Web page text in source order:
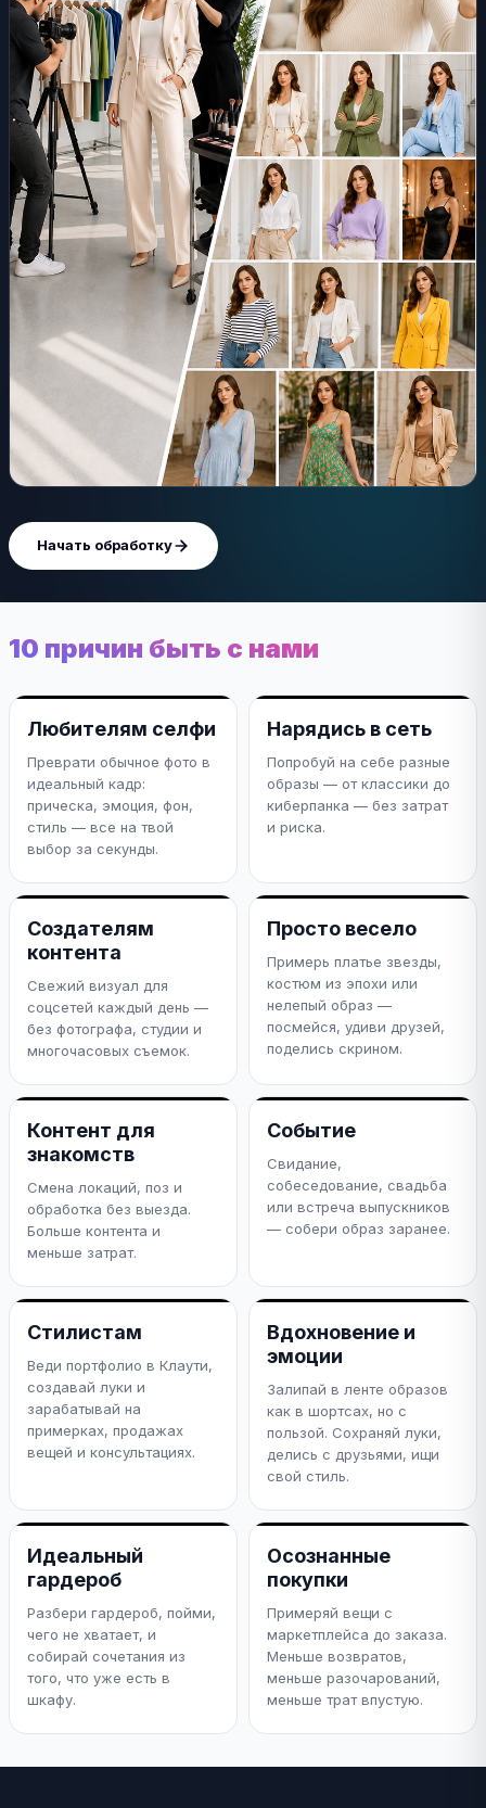
Начать обработку
10 причин быть с нами
Любителям селфи
Преврати обычное фото в
идеальный кадр:
прическа, эмоция, фон,
стиль — все на твой
выбор за секунды.
Нарядись в сеть
Попробуй на себе разные
образы — от классики до
киберпанка — без затрат
и риска.
Создателям
контента
Свежий визуал для
соцсетей каждый день —
без фотографа, студии и
многочасовых съемок.
Просто весело
Примерь платье звезды,
костюм из эпохи или
нелепый образ —
посмейся, удиви друзей,
поделись скрином.
Контент для
знакомств
Смена локаций, поз и
обработка без выезда.
Больше контента и
меньше затрат.
Событие
Свидание,
собеседование, свадьба
или встреча выпускников
— собери образ заранее.
Стилистам
Веди портфолио в Клаути,
создавай луки и
зарабатывай на
примерках, продажах
вещей и консультациях.
Вдохновение и
эмоции
Залипай в ленте образов
как в шортсах, но с
пользой. Сохраняй луки,
делись с друзьями, ищи
свой стиль.
Идеальный
гардероб
Разбери гардероб, пойми,
чего не хватает, и
собирай сочетания из
того, что уже есть в
шкафу.
Осознанные
покупки
Примеряй вещи с
маркетплейса до заказа.
Меньше возвратов,
меньше разочарований,
меньше трат впустую.